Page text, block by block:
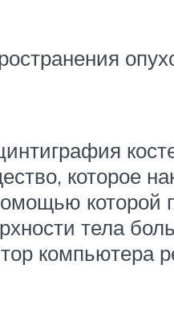
которое
которой
тела
компьютера